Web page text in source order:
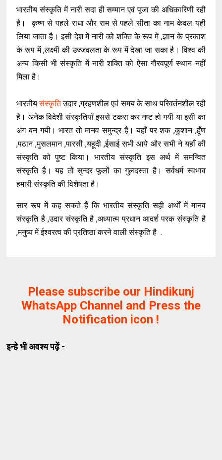
भारतीय संस्कृति में नारी सदा ही सम्मान एवं पूजा की अधिकारिणी रही
है। कृष्ण से पहले राधा और राम से पहले सीता का नाम केवल यही
लिया जाता है। इसी देश में नारी को शक्ति के रूप में ,ज्ञान के प्रकाश
के रूप में ,लक्ष्मी की उज्जवलता के रूप में देखा जा सका है। विश्व की
अन्य किसी भी संस्कृति में नारी शक्ति को ऐसा गौरवपूर्ण स्थान नहीं
मिला है।
भारतीयसंस्कृतिउदार ,ग्रहणशील एवं समय के साथ परिवर्तनशील रही
है। अनेक विदेशी संस्कृतियाँ इससे टकरा कर नष्ट हो गयी या इसी का
अंग बन गयी। भारत तो मानव समुन्द्र है। यहाँ पर शक ,कुशान ,हूँण
,पठान ,मुसलमान ,पारसी ,यहूदी ,ईसाई सभी आये और सभी ने यहाँ की
संस्कृति को पुष्ट किया। भारतीय संस्कृति इस अर्थ में समन्वित
संस्कृति है। यह तो सुन्दर फूलों का गुलदस्ता है। सर्वधर्म स्वभाव
हमारी संस्कृति की विशेषता है।
सार रूप में कह सकते हैं कि भारतीय संस्कृति सही अर्थों में मानव
संस्कृति है ,उदार संस्कृति है ,अध्यात्म प्रधान आदर्श परक संस्कृति है
,मनुष्य में ईश्वरत्व की प्रतिष्ठा करने वाली संस्कृति है .
Please subscribe our Hindikunj
WhatsApp Channel and Press the
Notification icon !
इन्हे भी अवश्य पढ़ें -